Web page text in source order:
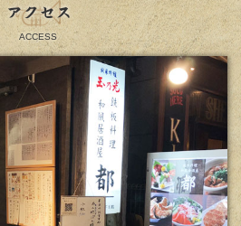
アクセス
ACCESS